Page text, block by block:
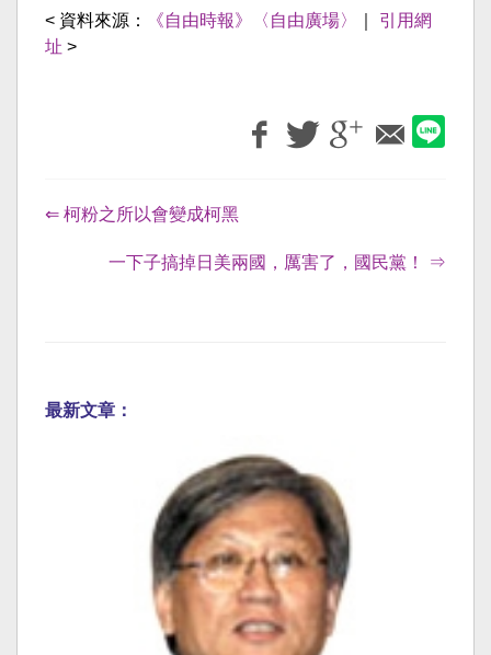
< 資料來源： 《自由時報》〈自由廣場〉
引用網
址 >
⇐ 柯粉之所以會變成柯黑
一下子搞掉日美兩國，厲害了，國民黨！ ⇒
最新文章：